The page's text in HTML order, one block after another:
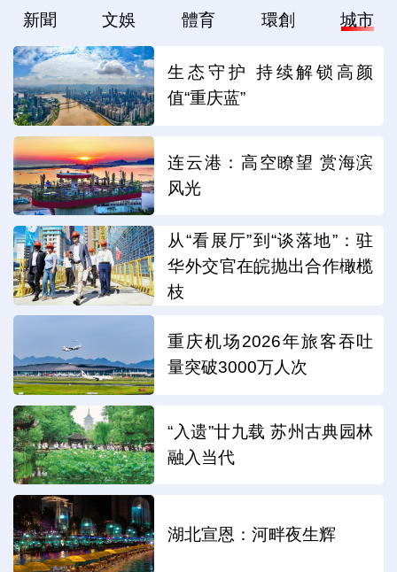
新聞 文娛 體育 環創 城市
生态守护 持续解锁高颜
值“重庆蓝”
连云港：高空瞭望 赏海滨
风光
从“看展厅”到“谈落地”：驻
华外交官在皖抛出合作橄榄
枝
重庆机场2026年旅客吞吐
量突破3000万人次
“入遗”廿九载 苏州古典园林
融入当代
湖北宣恩：河畔夜生辉